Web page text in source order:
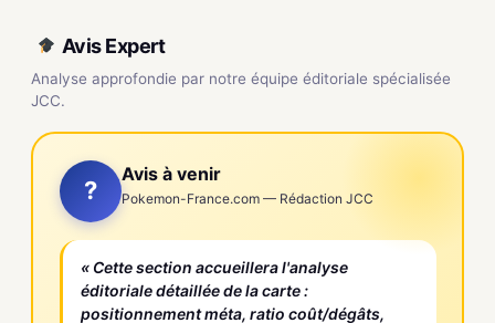
Avis Expert
Analyse approfondie par notre équipe éditoriale spécialisée
JCC.
?
Avis à venir
Pokemon-France.com — Rédaction JCC
« Cette section accueillera l'analyse
éditoriale détaillée de la carte :
positionnement méta, ratio coût/dégâts,